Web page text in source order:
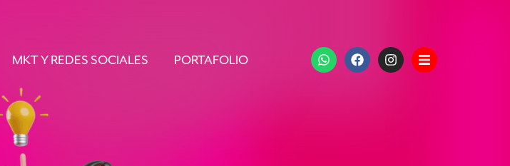
MKT Y REDES SOCIALES PORTAFOLIO